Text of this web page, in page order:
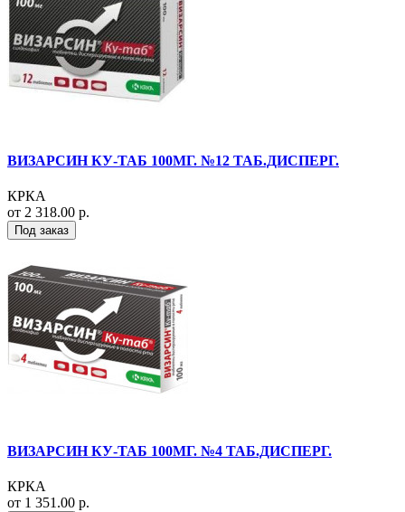
ВИЗАРСИН КУ-ТАБ 100МГ. №12 ТАБ.ДИСПЕРГ.
КРКА
от 2 318.00 р.
Под заказ
ВИЗАРСИН КУ-ТАБ 100МГ. №4 ТАБ.ДИСПЕРГ.
КРКА
от 1 351.00 р.